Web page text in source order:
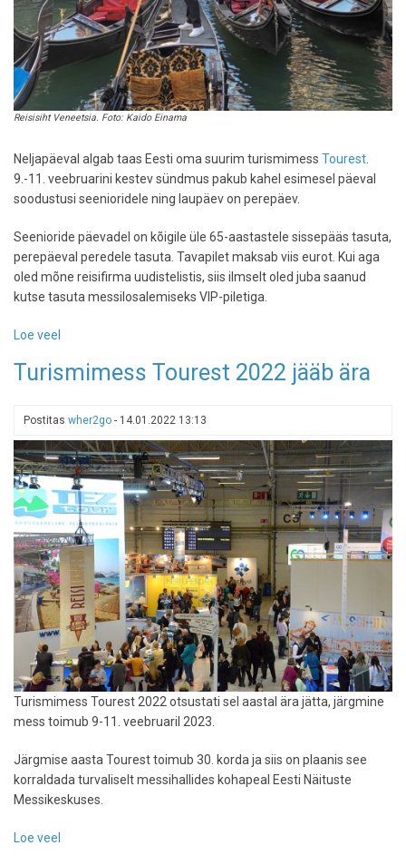
Reisisiht Veneetsia. Foto: Kaido Einama
Neljapäeval algab taas Eesti oma suurim turismimess Tourest
9.-11. veebruarini kestev sündmus pakub kahel esimesel päeval
soodustusi seenioridele ning laupäev on perepäev.
Seenioride päevadel on kõigile üle 65-aastastele sissepääs tasuta,
perepäeval peredele tasuta. Tavapilet maksab viis eurot. Kui aga
oled mõne reisifirma uudistelistis, siis ilmselt oled juba saanud
kutse tasuta messilosalemiseks VIP-piletiga.
Loe veel
nädalal
jälle
Tourest
Turismimess Tourest 2022 jääb ära
Postitas wher2go - 14.01.2022 13:13
Turismimess Tourest 2022 otsustati sel aastal ära jätta, järgmine
mess toimub 9-11. veebruaril 2023.
Järgmise aasta Tourest toimub 30. korda ja siis on plaanis see
korraldada turvaliselt messihallides kohapeal Eesti Näituste
Messikeskuses.
Loe veel